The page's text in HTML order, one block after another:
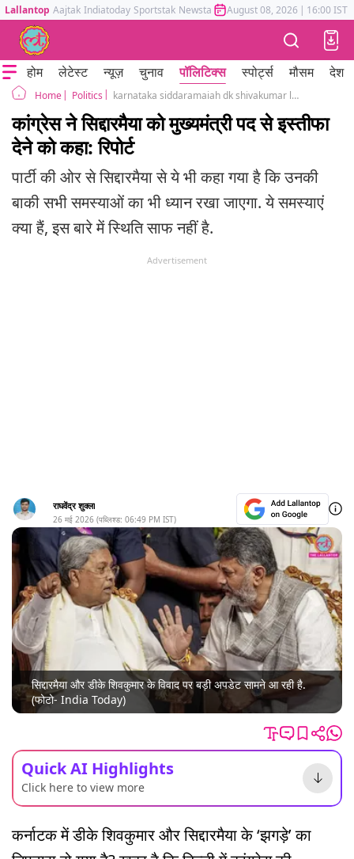
Lallantop Aajtak Indiatoday Sportstak Newstak Mumbai Tak Astrotak
August 08, 2026 | 16:00 IST
होम लेटेस्ट न्यूज़ चुनाव पॉलिटिक्स स्पोर्ट्स मौसम देश
Home Politics karnataka siddaramaiah dk shivakumar leadership row congress delhi meeting
कांग्रेस ने सिद्दारमैया को मुख्यमंत्री पद से इस्तीफा
देने को कहा: रिपोर्ट
पार्टी की ओर से सिद्दारमैया से ये भी कहा गया है कि उनकी
बाकी सभी समस्याओं का भी ध्यान रखा जाएगा. ये समस्याएं
क्या हैं, इस बारे में स्थिति साफ नहीं है.
Advertisement
राघवेंद्र शुक्ला
26 मई 2026 (पब्लिश्ड: 06:49 PM IST)
सिद्दारमैया और डीके शिवकुमार के विवाद पर बड़ी अपडेट सामने आ रही है.
(फोटो- India Today)
Quick AI Highlights
Click here to view more
कर्नाटक में डीके शिवकुमार और सिद्दारमैया के ‘झगड़े’ का